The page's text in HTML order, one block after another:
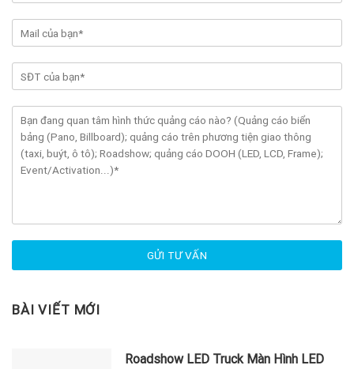
BÀI VIẾT MỚI
Roadshow LED Truck Màn Hình LED